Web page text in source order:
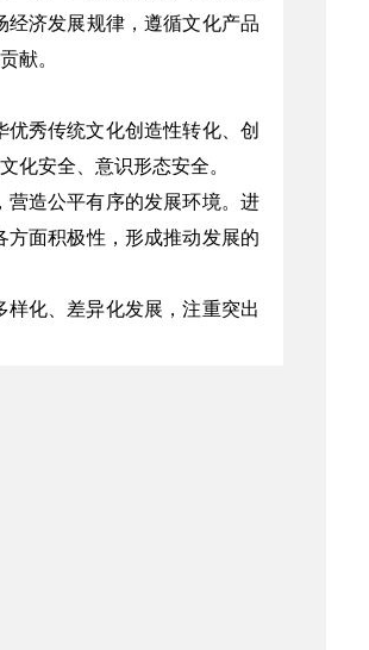
济发展规律，遵循文化产品
献。
秀传统文化创造性转化、创
化安全、意识形态安全。
造公平有序的发展环境。进
面积极性，形成推动发展的
化、差异化发展，注重突出